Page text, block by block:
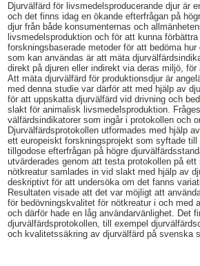
Djurvälfärd för livsmedelsproducerande djur är
och det finns idag en ökande efterfrågan på
djur från både konsumenternas och
livsmedelsproduktion och för att kunna
forskningsbaserade metoder för att bedöma
som kan användas är att mäta
direkt på djuren eller indirekt via deras miljö,
Att mäta djurvälfärd för produktionsdjur är
med denna studie var därför att med hjälp av
för att uppskatta djurvälfärd vid drivning och
slakt för animalisk livsmedelsproduktion.
välfärdsindikatorer som ingår i protokollen och
Djurvälfärdsprotokollen utformades med hjälp
ett europeiskt forskningsprojekt som syftade
tillgodose efterfrågan på högre
utvärderades genom att testa protokollen på
nötkreatur samlades in vid slakt med hjälp av
deskriptivt för att undersöka om det fanns
Resultaten visade att det var möjligt att
för bedövningskvalitet för nötkreatur i och med
och därför hade en låg användarvänlighet. Det
djurvälfärdsprotokollen, till exempel
och kvalitetssäkring av djurvälfärd på svenska